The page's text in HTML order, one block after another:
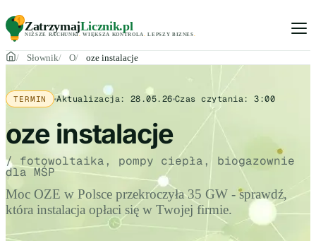
ZatrzymajLicznik.pl
NIŻSZE RACHUNKI. WIĘKSZA KONTROLA LEPSZY BIZNES
Słownik O oze instalacje
TERMIN Aktualizacja:28.05.26 Czas czytania:3:00
oze instalacje
/ fotowoltaika, pompy ciepła, biogazownie
dla MŚP
Moc OZE w Polsce przekroczyła 35 GW - sprawdź,
która instalacja opłaci się w Twojej firmie.